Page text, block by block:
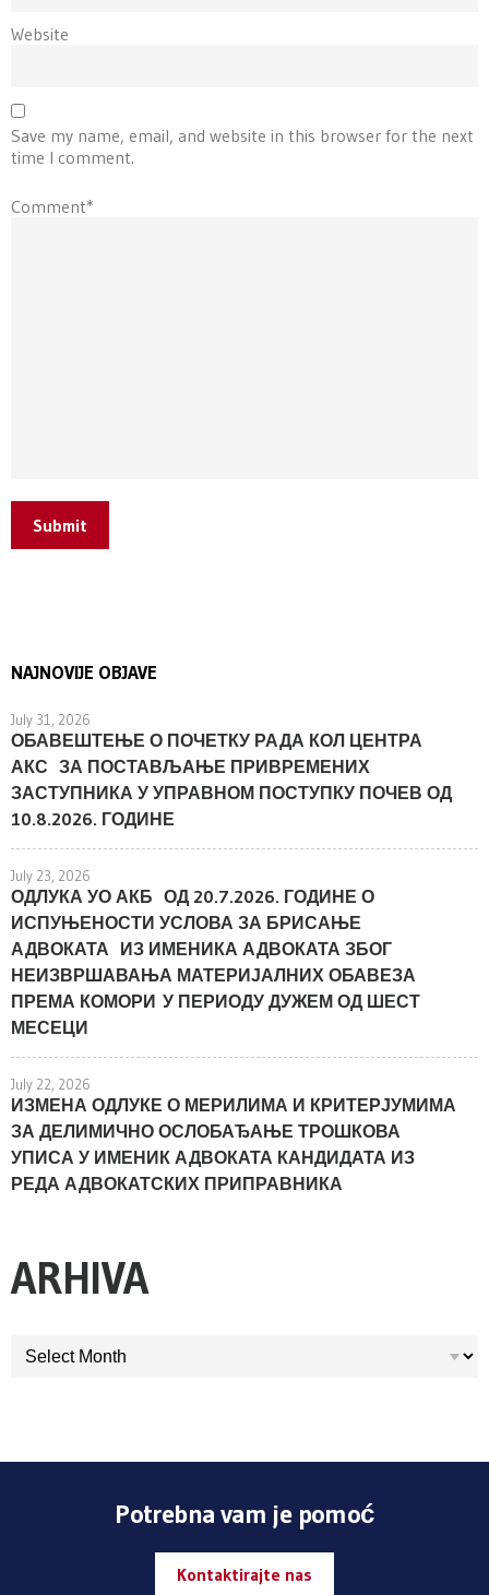
Website
Save my name, email, and website in this browser for the next
time I comment.
Comment*
Submit
NAJNOVIJE OBJAVE
July 31, 2026
ОБАВЕШТЕЊЕ О ПОЧЕТКУ РАДА КОЛ ЦЕНТРА
АКС ЗА ПОСТАВЉАЊЕ ПРИВРЕМЕНИХ
ЗАСТУПНИКА У УПРАВНОМ ПОСТУПКУ ПОЧЕВ ОД
10.8.2026. ГОДИНЕ
July 23, 2026
ОДЛУКА УО АКБ ОД 20.7.2026. ГОДИНЕ О
ИСПУЊЕНОСТИ УСЛОВА ЗА БРИСАЊЕ
АДВОКАТА ИЗ ИМЕНИКА АДВОКАТА ЗБОГ
НЕИЗВРШАВАЊА МАТЕРИЈАЛНИХ ОБАВЕЗА
ПРЕМА КОМОРИ У ПЕРИОДУ ДУЖЕМ ОД ШЕСТ
МЕСЕЦИ
July 22, 2026
ИЗМЕНА ОДЛУКЕ О МЕРИЛИМА И КРИТЕРЈУМИМА
ЗА ДЕЛИМИЧНО ОСЛОБАЂАЊЕ ТРОШКОВА
УПИСА У ИМЕНИК АДВОКАТА КАНДИДАТА ИЗ
РЕДА АДВОКАТСКИХ ПРИПРАВНИКА
ARHIVA
ARHIVA
Potrebna vam je pomoć
Kontaktirajte nas